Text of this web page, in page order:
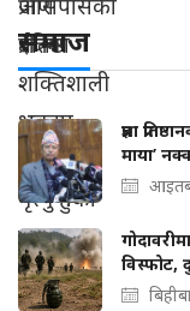
समाज
प्रज्ञा
माया’
विस्फोट,